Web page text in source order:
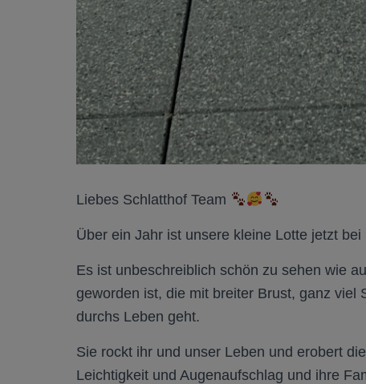
Liebes Schlatthof Team
Über ein Jahr ist unsere kleine Lotte jetzt
Es ist unbeschreiblich schön zu sehen wie
geworden ist, die mit breiter Brust, ganz viel
durchs Leben geht.
Sie rockt ihr und unser Leben und erobert
Leichtigkeit und Augenaufschlag und ihre